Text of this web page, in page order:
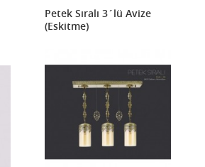
Petek Sıralı 3´lü Avize
(Eskitme)